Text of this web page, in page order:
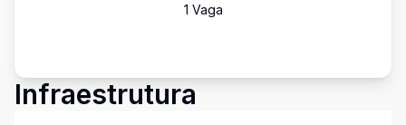
1 Vaga
Infraestrutura